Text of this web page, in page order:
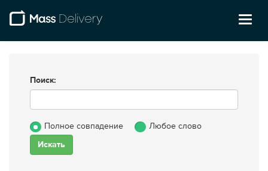
Поиск:
Полное совпадение Любое слово